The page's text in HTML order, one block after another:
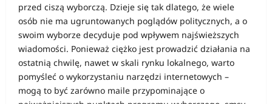
przed ciszą wyborczą. Dzieje się tak dlatego, że wiele
osób nie ma ugruntowanych poglądów politycznych, a o
swoim wyborze decyduje pod wpływem najświeższych
wiadomości. Ponieważ ciężko jest prowadzić działania na
ostatnią chwilę, nawet w skali rynku lokalnego, warto
pomyśleć o wykorzystaniu narzędzi internetowych –
mogą to być zarówno maile przypominające o